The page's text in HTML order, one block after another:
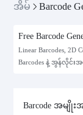
အိမ် Barcode
Free Barcode
Linear Barcodes, 2D
Barcodes နဲ့ အွန်လိုင်း
Barcode အမျိုး